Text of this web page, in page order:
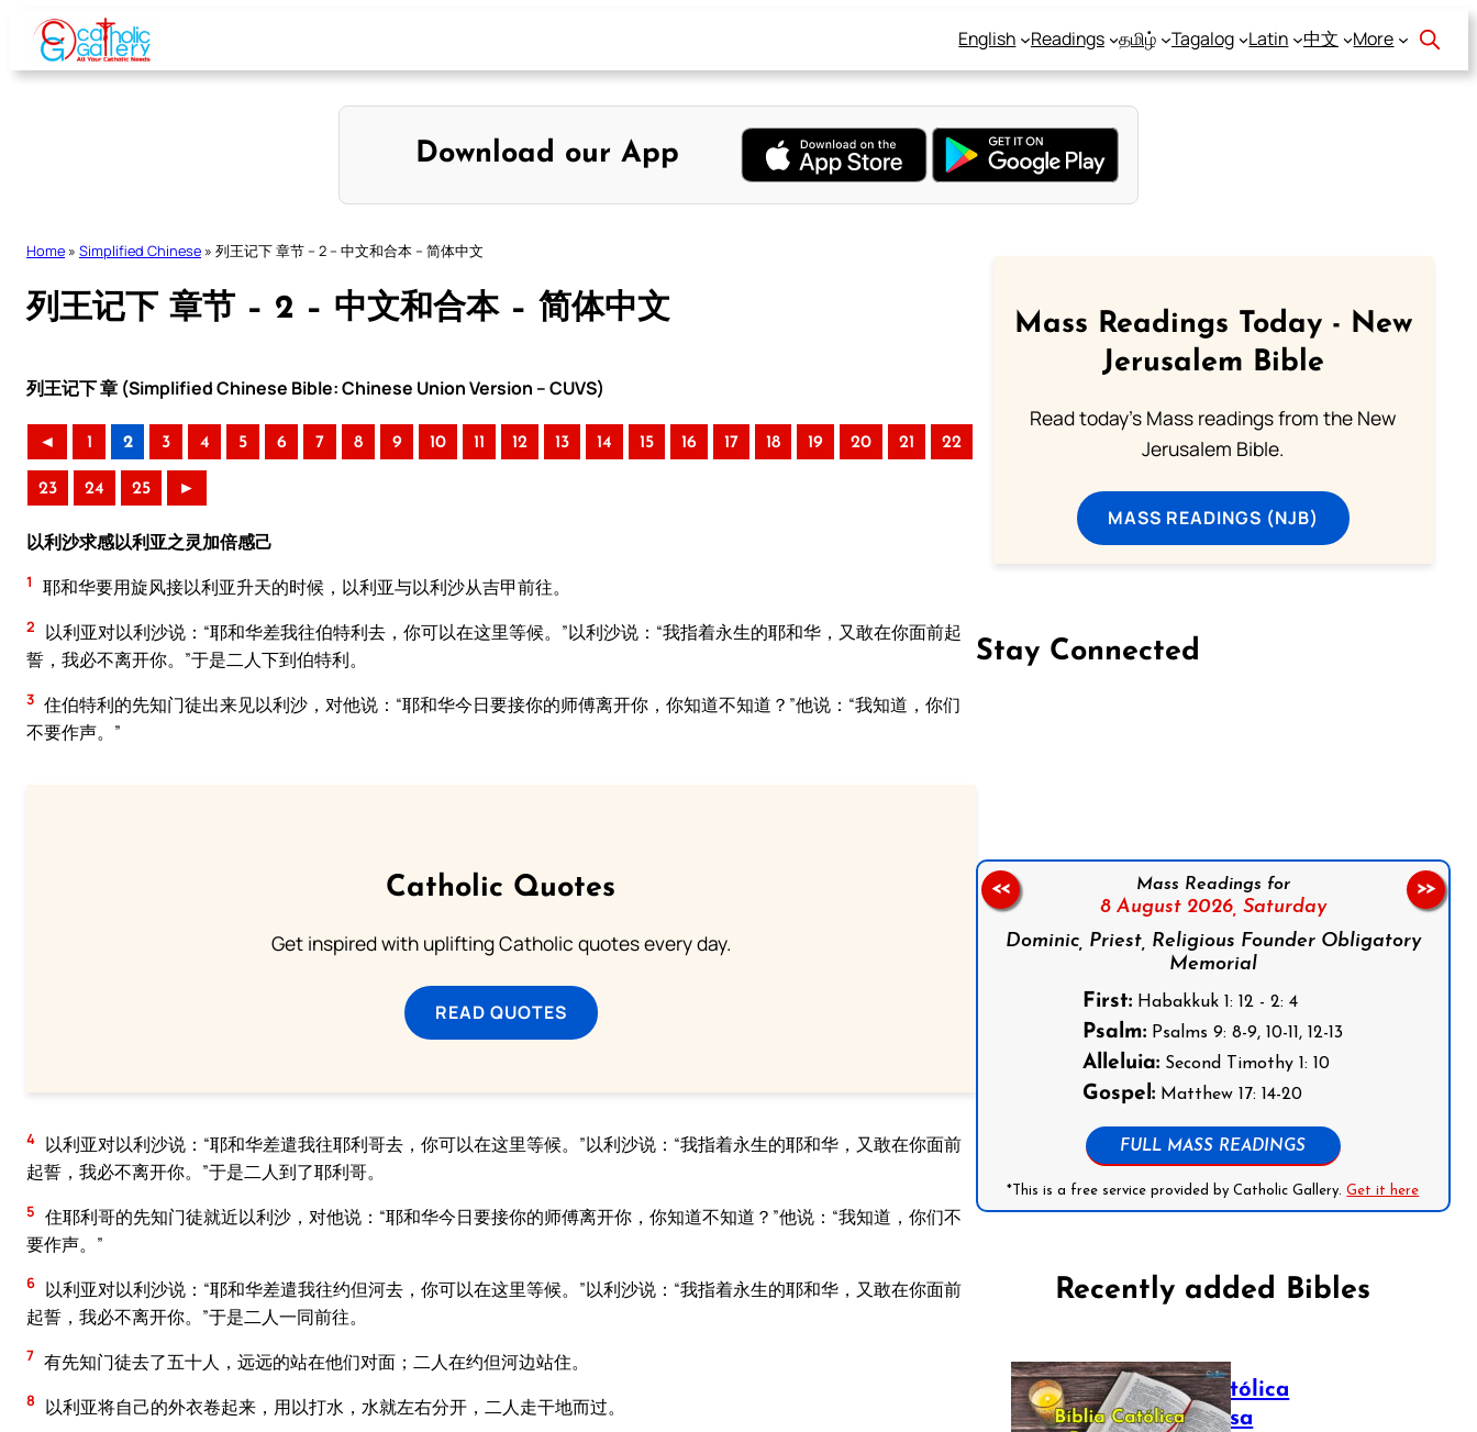
Skip
content
English Readings தமிழ் Tagalog Latin 中文 More
Download our App
Home » Simplified Chinese » 列王记下 章节 – 2 – 中文和合本 – 简体中文
列王记下 章节 – 2 – 中文和合本 – 简体中文
列王记下 章 (Simplified Chinese Bible: Chinese Union Version – CUVS)
◄ 1 2 3 4 5 6 7 8 9 10 11 12 13 14 15 16 17 18 19 20 21 22
23 24 25 ►
以利沙求感以利亚之灵加倍感己
1 耶和华要用旋风接以利亚升天的时候，以利亚与以利沙从吉甲前往。
2
以利亚对以利沙说：“耶和华差我往伯特利去，你可以在这里等候。”以利沙说：“我指着永生的耶和华，又敢在你面前起
誓，我必不离开你。”于是二人下到伯特利。
3 住伯特利的先知门徒出来见以利沙，对他说：“耶和华今日要接你的师傅离开你，你知道不知道？”他说：“我知道，你们
不要作声。”
Catholic Quotes
Get inspired with uplifting Catholic quotes every day.
READ QUOTES
4 以利亚对以利沙说：“耶和华差遣我往耶利哥去，你可以在这里等候。”以利沙说：“我指着永生的耶和华，又敢在你面前
起誓，我必不离开你。”于是二人到了耶利哥。
5 住耶利哥的先知门徒就近以利沙，对他说：“耶和华今日要接你的师傅离开你，你知道不知道？”他说：“我知道，你们不
要作声。”
6 以利亚对以利沙说：“耶和华差遣我往约但河去，你可以在这里等候。”以利沙说：“我指着永生的耶和华，又敢在你面前
起誓，我必不离开你。”于是二人一同前往。
7 有先知门徒去了五十人，远远的站在他们对面；二人在约但河边站住。
8 以利亚将自己的外衣卷起来，用以打水，水就左右分开，二人走干地而过。
Mass Readings Today - New
Jerusalem Bible
Read today's Mass readings from the New
Jerusalem Bible.
MASS READINGS (NJB)
Stay Connected
Mass Readings for
8 August 2026, Saturday
Dominic, Priest, Religious Founder Obligatory
Memorial
First: Habakkuk 1: 12 - 2: 4
Psalm: Psalms 9: 8-9, 10-11, 12-13
Alleluia: Second Timothy 1: 10
Gospel: Matthew 17: 14-20
FULL MASS READINGS
*This is a free service provided by Catholic Gallery.Get it here
<< >>
Recently added Bibles
Bíblia Católica
Portuguesa